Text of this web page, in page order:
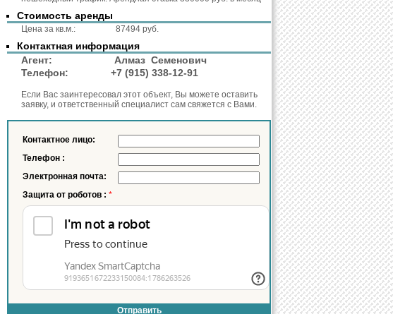
Стоимость аренды
Цена за кв.м.: 87494 руб.
Контактная информация
Агент:
Алмаз Семенович
Телефон:
+7 (915) 338-12-91
Если Вас заинтересовал этот объект, Вы можете оставить
заявку, и ответственный специалист сам свяжется с Вами.
Контактное лицо:
Телефон :
Электронная почта:
Защита от роботов : *